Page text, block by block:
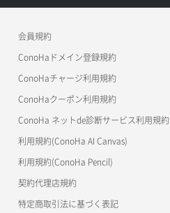
APIドキュメントVPS3.0
美雲このは徹底ガイド
会員規約
ConoHaドメイン登録規約
ConoHaチャージ利用規約
ConoHaクーポン利用規約
ConoHa ネットde診断サービス利用規約
利用規約(ConoHa AI Canvas)
利用規約(ConoHa Pencil)
契約代理店規約
特定商取引法に基づく表記